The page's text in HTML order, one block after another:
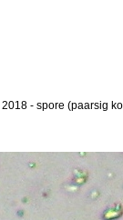
2018 - spore (paarsig